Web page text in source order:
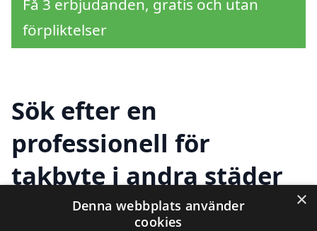
Få 3 erbjudanden, gratis och utan
förpliktelser
Sök efter en
professionell för
takbyte i andra städer
nära Tranås
×
Denna webbplats använder
cookies